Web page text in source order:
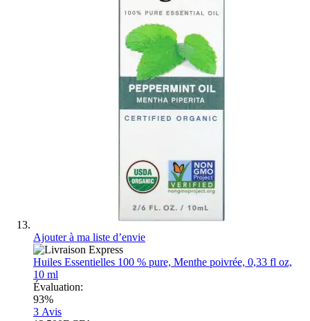
Ajouter à ma liste d’envie
Huiles Essentielles 100 % pure, Menthe poivrée, 0,33 fl oz,
10 ml
Évaluation:
93%
3 Avis